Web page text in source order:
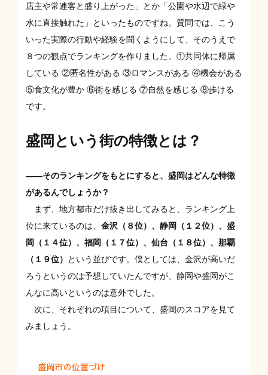
店主や常連客と盛り上がった」とか「公園や水辺で緑や
水に直接触れた」といったものですね。質問では、こう
いった実際の行動や経験を聞くようにして、そのうえで
８つの観点でランキングを作りました。①共同体に帰属
している ②匿名性がある ③ロマンスがある ④機会がある
⑤食文化が豊か ⑥街を感じる ⑦自然を感じる ⑧歩ける
です。
盛岡という街の特徴とは？
——そのランキングをもとにすると、盛岡はどんな特徴
があるんでしょうか？
まず、地方都市だけ抜き出してみると、ランキング上
位に来ているのは、 金沢（８位）、静岡（１２位）、盛
岡（１４位）、福岡（１７位）、仙台（１８位）、那覇
（１９位）
という並びです。僕としては、金沢が高いだ
ろうというのは予想していたんですが、静岡や盛岡がこ
んなに高いというのは意外でした。
次に、それぞれの項目について、盛岡のスコアを見て
みましょう。